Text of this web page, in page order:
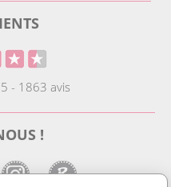
- 1863 avis
!